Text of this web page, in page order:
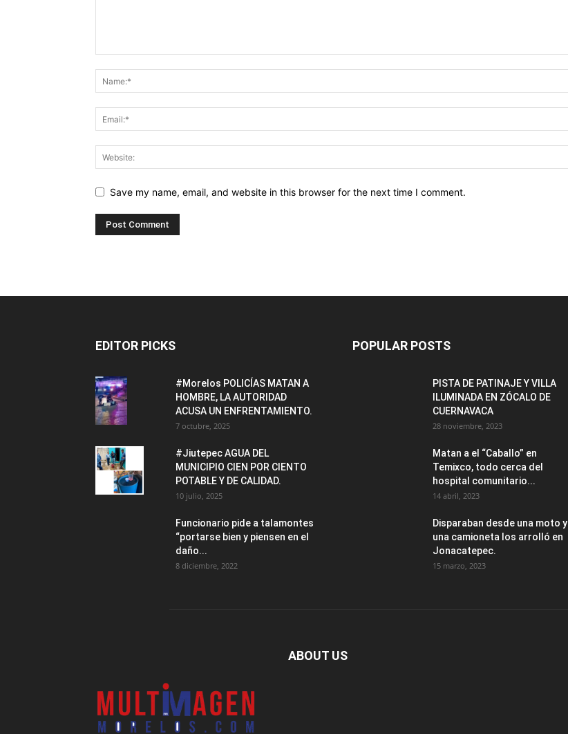
Save my name, email, and website in this browser for the next time I comment.
EDITOR PICKS
#Morelos POLICÍAS MATAN A
HOMBRE, LA AUTORIDAD
ACUSA UN ENFRENTAMIENTO.
7 octubre, 2025
#Jiutepec AGUA DEL
MUNICIPIO CIEN POR CIENTO
POTABLE Y DE CALIDAD.
10 julio, 2025
Funcionario pide a talamontes
“portarse bien y piensen en el
daño...
8 diciembre, 2022
POPULAR POSTS
PISTA DE PATINAJE Y VILLA
ILUMINADA EN ZÓCALO DE
CUERNAVACA
28 noviembre, 2023
Matan a el “Caballo” en
Temixco, todo cerca del
hospital comunitario...
14 abril, 2023
Disparaban desde una moto y
una camioneta los arrolló en
Jonacatepec.
15 marzo, 2023
ABOUT US